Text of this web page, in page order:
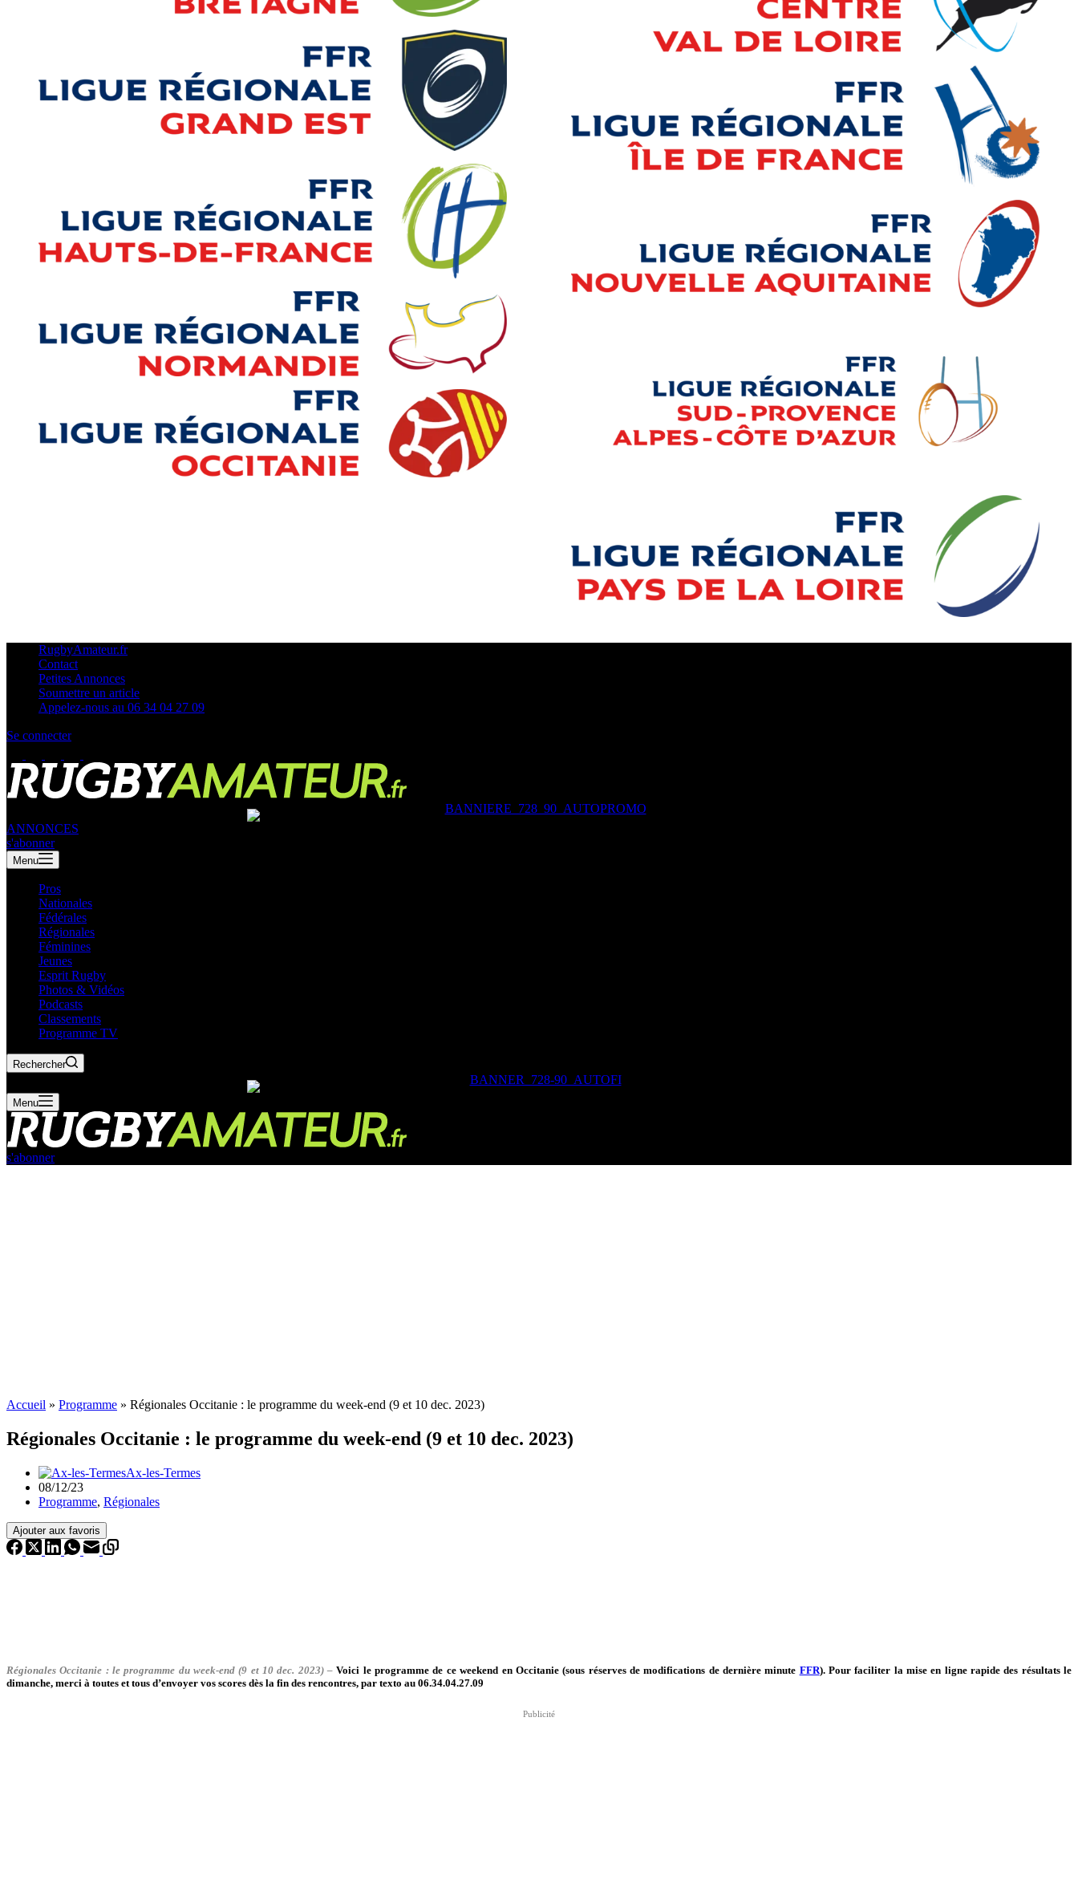
RugbyAmateur.fr
Contact
Petites Annonces
Soumettre un article
Appelez-nous au 06 34 04 27 09
Se connecter
ANNONCES
s'abonner
Menu
Pros
Nationales
Fédérales
Régionales
Féminines
Jeunes
Esprit Rugby
Photos & Vidéos
Podcasts
Classements
Programme TV
Rechercher
Menu
s'abonner
Accueil » Programme » Régionales Occitanie : le programme du week-end (9 et 10 dec. 2023)
Régionales Occitanie : le programme du week-end (9 et 10 dec. 2023)
Ax-les-Termes
08/12/23
Programme, Régionales
Ajouter aux favoris
Régionales Occitanie : le programme du week-end (9 et 10 dec. 2023) –Voici le programme de ce weekend en Occitanie (sous réserves de modifications de dernière minute FFR). Pour faciliter la mise en ligne rapide des résultats le
dimanche, merci à toutes et tous d’envoyer vos scores dès la fin des rencontres, par texto au 06.34.04.27.09